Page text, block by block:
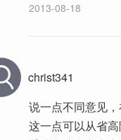
2013-08-18
christ341
说一点不同意见
这一点可以从省